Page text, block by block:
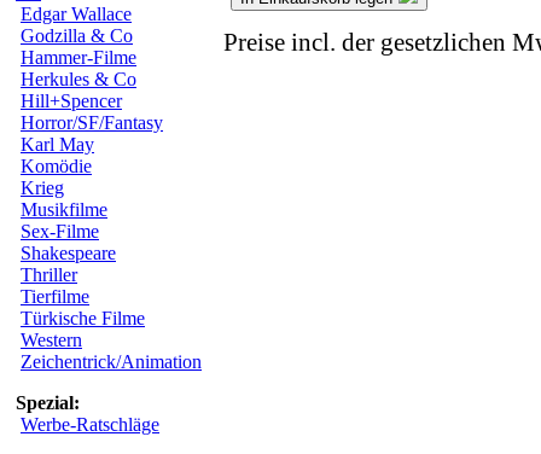
Edgar Wallace
Godzilla & Co
Hammer-Filme
Herkules & Co
Hill+Spencer
Horror/SF/Fantasy
Karl May
Komödie
Krieg
Musikfilme
Sex-Filme
Shakespeare
Thriller
Tierfilme
Türkische Filme
Western
Zeichentrick/Animation
Spezial:
Werbe-Ratschläge
Preise incl. der gesetzlichen